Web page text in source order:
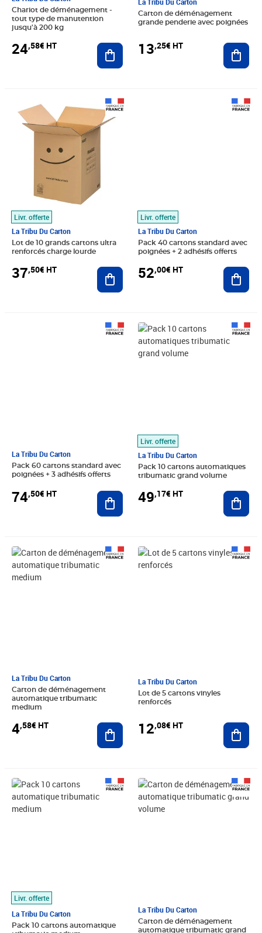
Chariot de déménagement -
tout type de manutention
jusqu'à 200 kg
24,58€ HT Ajouter au panier
Carton de déménagement
grande penderie avec poignées
13,25€ HT
Livr. offerte
La Tribu Du Carton
Lot de 10 grands cartons ultra
renforcés charge lourde
37,50€ HT
Prix 37,50€ HT
Ajouter au panier
Livr. offerte
La Tribu Du Carton
Pack 40 cartons standard avec
poignées + 2 adhésifs offerts
52,00€ HT
La Tribu Du Carton
Pack 60 cartons standard avec
poignées + 3 adhésifs offerts
74,50€ HT Ajouter au panier
Livr. offerte
La Tribu Du Carton
Pack 10 cartons automatiques
tribumatic grand volume
49,17€ HT
Prix 49,17€ HT
La Tribu Du Carton
Carton de déménagement
automatique tribumatic
medium
4,58€ HT
Prix 4,58€ HT
Ajouter au panier
La Tribu Du Carton
Lot de 5 cartons vinyles
renforcés
12,08€ HT
Prix 12,08€ HT
Livr. offerte
La Tribu Du Carton
Pack 10 cartons automatique
Prix 40,83€ HT
La Tribu Du Carton
Carton de déménagement
automatique tribumatic grand
Prix 5,42€ HT